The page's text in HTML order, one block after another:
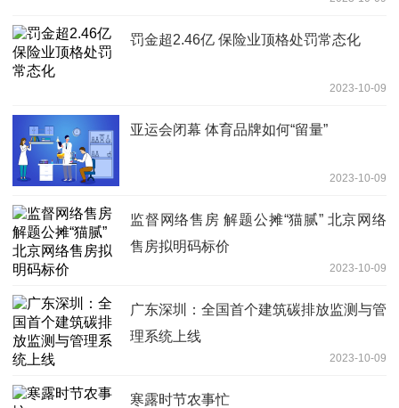
罚金超2.46亿 保险业顶格处罚常态化
2023-10-09
亚运会闭幕 体育品牌如何“留量”
2023-10-09
监督网络售房 解题公摊“猫腻” 北京网络
售房拟明码标价
2023-10-09
广东深圳：全国首个建筑碳排放监测与管
理系统上线
2023-10-09
寒露时节农事忙